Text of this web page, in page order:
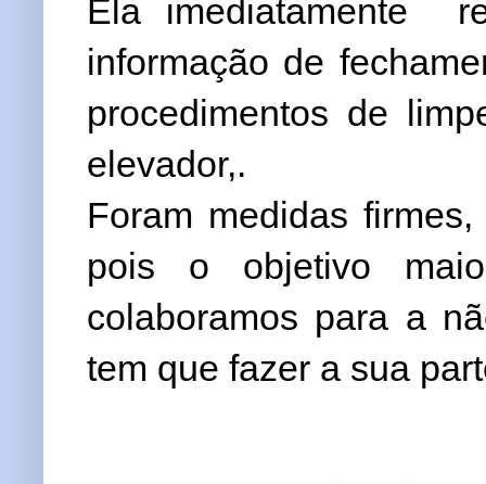
Ela imediatamente
informação de
procedimentos de
elevador,.
Foram medidas
pois o objetivo
colaboramos para a
tem que fazer a sua